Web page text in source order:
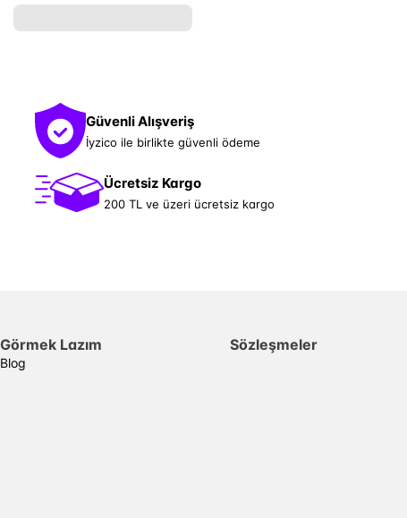
Güvenli Alışveriş
İyzico ile birlikte güvenli ödeme
Ücretsiz Kargo
200 TL ve üzeri ücretsiz kargo
Görmek Lazım
Blog
Sözleşmeler